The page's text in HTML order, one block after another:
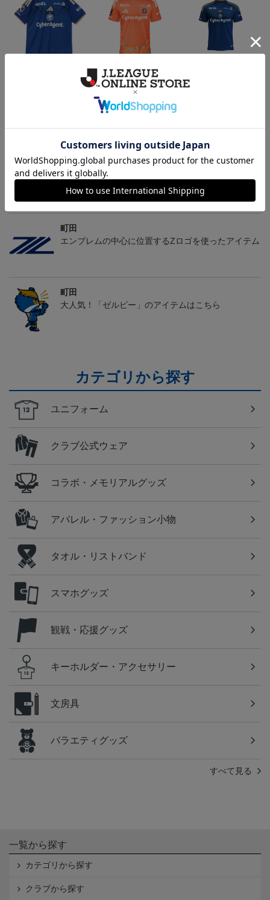
2026/27 FP1stユニフォー
2026/27 GK1stユニフォ
ーム
24,200円～30,800円
会員特典
フォーム
20,900円～27,500円
町田
2026/27ユニフォームはこちら
町田
エンブレムの中心に位置するZロゴを使ったアイテム
町田
大人気！「ゼルビー」のアイテムはこちら
カテゴリから探す
ユニフォーム
クラブ公式ウェア
コラボ・メモリアルグッズ
アパレル・ファッション小物
タオル・リストバンド
スマホグッズ
観戦・応援グッズ
キーホルダー・アクセサリー
文房具
バラエティグッズ
すべて見る
一覧から探す
カテゴリから探す
クラブから探す